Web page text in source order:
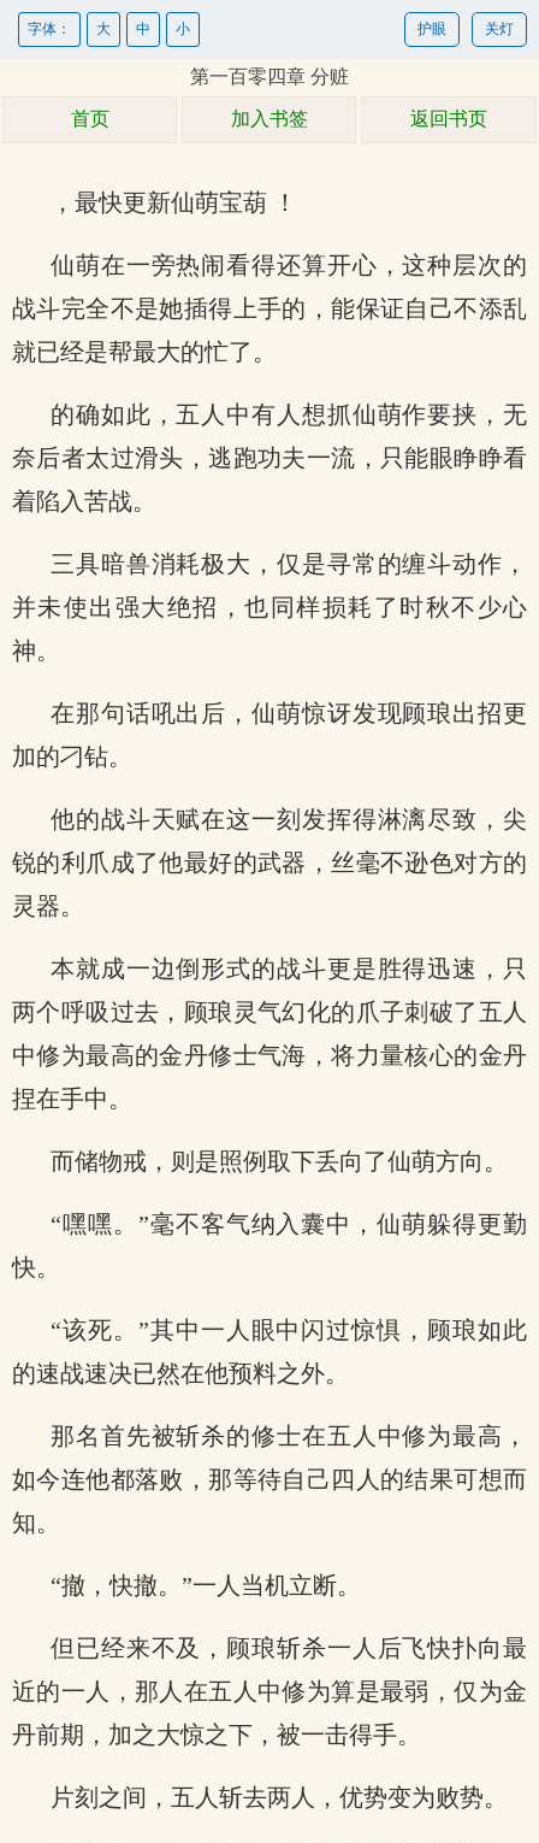
关灯
护眼
字体： 大 中 小
第一百零四章 分赃
首页 加入书签 返回书页
，最快更新仙萌宝葫 ！
仙萌在一旁热闹看得还算开心，这种层次的
战斗完全不是她插得上手的，能保证自己不添乱
就已经是帮最大的忙了。
的确如此，五人中有人想抓仙萌作要挟，无
奈后者太过滑头，逃跑功夫一流，只能眼睁睁看
着陷入苦战。
三具暗兽消耗极大，仅是寻常的缠斗动作，
并未使出强大绝招，也同样损耗了时秋不少心
神。
在那句话吼出后，仙萌惊讶发现顾琅出招更
加的刁钻。
他的战斗天赋在这一刻发挥得淋漓尽致，尖
锐的利爪成了他最好的武器，丝毫不逊色对方的
灵器。
本就成一边倒形式的战斗更是胜得迅速，只
两个呼吸过去，顾琅灵气幻化的爪子刺破了五人
中修为最高的金丹修士气海，将力量核心的金丹
捏在手中。
而储物戒，则是照例取下丢向了仙萌方向。
“嘿嘿。”毫不客气纳入囊中，仙萌躲得更勤
快。
“该死。”其中一人眼中闪过惊惧，顾琅如此
的速战速决已然在他预料之外。
那名首先被斩杀的修士在五人中修为最高，
如今连他都落败，那等待自己四人的结果可想而
知。
“撤，快撤。”一人当机立断。
但已经来不及，顾琅斩杀一人后飞快扑向最
近的一人，那人在五人中修为算是最弱，仅为金
丹前期，加之大惊之下，被一击得手。
片刻之间，五人斩去两人，优势变为败势。